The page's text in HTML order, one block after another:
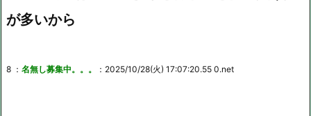
が多いから
8 ： 名無し募集中。。。 ：2025/10/28(火) 17:07:20.55 0.net